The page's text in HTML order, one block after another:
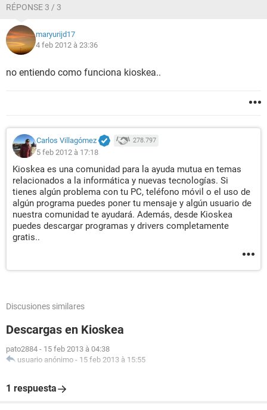
RÉPONSE 3 / 3
maryurijd17
4 feb 2012 à 23:36
no entiendo como funciona kioskea..
Carlos Villagómez 278.797
5 feb 2012 à 17:18
Kioskea es una comunidad para la ayuda mutua en temas
relacionados a la informática y nuevas tecnologías. Si
tienes algún problema con tu PC, teléfono móvil o el uso de
algún programa puedes poner tu mensaje y algún usuario de
nuestra comunidad te ayudará. Además, desde Kioskea
puedes descargar programas y drivers completamente
gratis..
Discusiones similares
Descargas en Kioskea
pato2884 - 15 feb 2013 à 04:38
usuario anónimo - 15 feb 2013 à 15:55
1 respuesta